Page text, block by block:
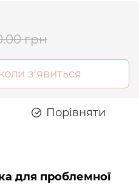
грн
з'явиться
Порівняти
для проблемної